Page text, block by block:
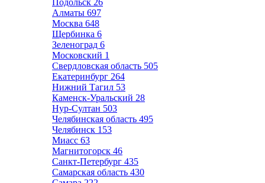
Подольск 26
Алматы 697
Москва 648
Щербинка 6
Зеленоград 6
Московский 1
Свердловская область 505
Екатеринбург 264
Нижний Тагил 53
Каменск-Уральский 28
Нур-Султан 503
Челябинская область 495
Челябинск 153
Миасс 63
Магнитогорск 46
Санкт-Петербург 435
Самарская область 430